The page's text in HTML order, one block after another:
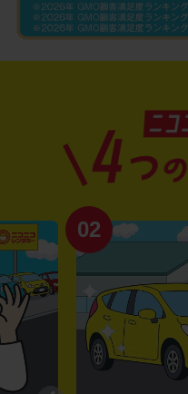
02